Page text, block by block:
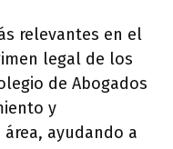
relevantes en el
legal de los
de Abogados
y
ayudando a